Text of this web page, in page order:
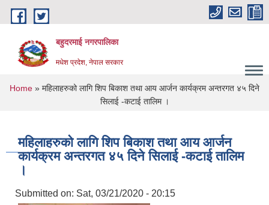
Skip to main content
बहुदरमाई नगरपालिका
मधेश प्रदेश, नेपाल सरकार
You are here
Home » महिलाहरुको लागि शिप बिकाश तथा आय आर्जन कार्यक्रम अन्तरगत ४५ दिने
सिलाई -कटाई तालिम ।
महिलाहरुको लागि शिप बिकाश तथा आय आर्जन
कार्यक्रम अन्तरगत ४५ दिने सिलाई -कटाई तालिम
।
Submitted on: Sat, 03/21/2020 - 20:15